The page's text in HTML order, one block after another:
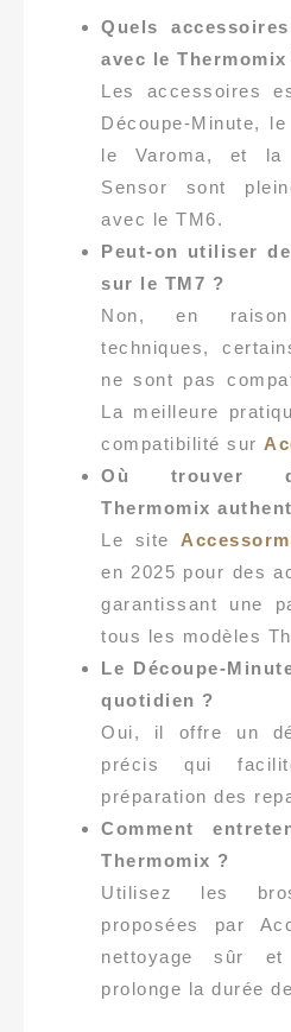
Quels
avec le Thermomix
Les accessoires
Découpe-Minute,
le Varoma, et la
Sensor sont
avec le TM6.
Peut-on utiliser
sur le TM7 ?
Non, en
techniques,
ne sont pas
La meilleure
compatibilité sur
Où trouver
Thermomix
Le site
en 2025 pour des
garantissant une
tous les modèles
Le Découpe-
quotidien ?
Oui, il offre un
précis qui
préparation des
Comment
Thermomix ?
Utilisez les
proposées par
nettoyage sûr
prolonge la durée